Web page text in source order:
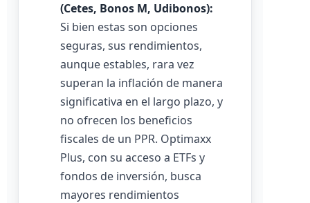
(Cetes, Bonos M, Udibonos):
Si bien estas son opciones
seguras, sus rendimientos,
aunque estables, rara vez
superan la inflación de manera
significativa en el largo plazo, y
no ofrecen los beneficios
fiscales de un PPR. Optimaxx
Plus, con su acceso a ETFs y
fondos de inversión, busca
mayores rendimientos